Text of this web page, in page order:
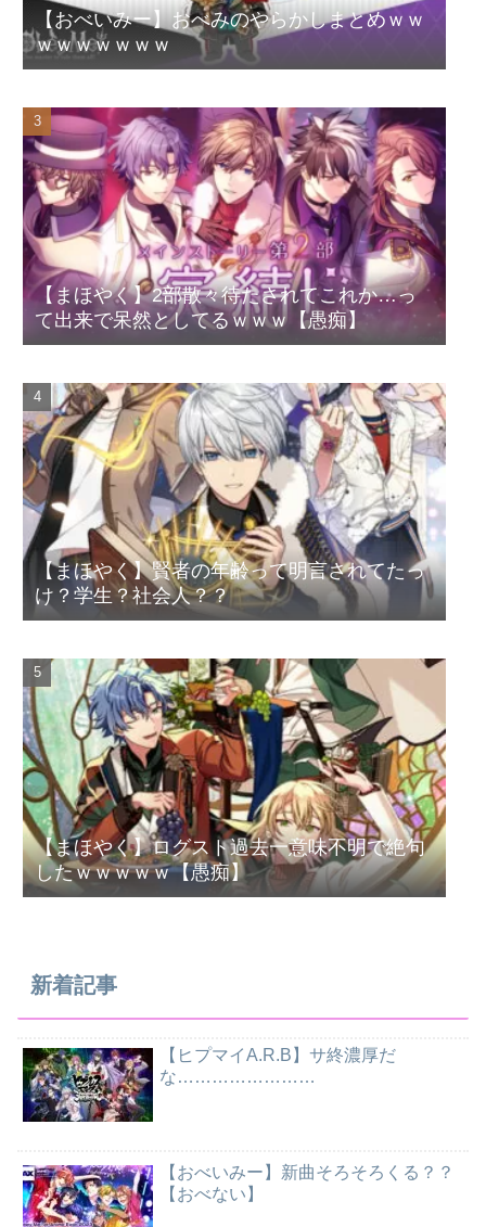
【おべいみー】おべみのやらかしまとめｗｗ
ｗｗｗｗｗｗｗ
【まほやく】2部散々待たされてこれか…っ
て出来で呆然としてるｗｗｗ【愚痴】
【まほやく】賢者の年齢って明言されてたっ
け？学生？社会人？？
【まほやく】ログスト過去一意味不明で絶句
したｗｗｗｗｗ【愚痴】
新着記事
【ヒプマイA.R.B】サ終濃厚だ
な……………………
【おべいみー】新曲そろそろくる？？
【おべない】